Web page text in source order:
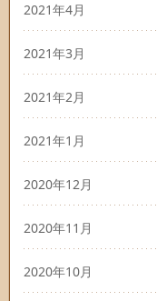
2021年4月
2021年3月
2021年2月
2021年1月
2020年12月
2020年11月
2020年10月